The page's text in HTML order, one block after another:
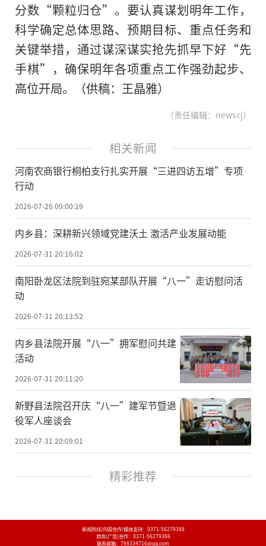
分数“颗粒归仓”。要认真谋划明年工作，
科学确定总体思路、预期目标、重点任务和
关键举措，通过谋深谋实抢先抓早下好“先
手棋”，确保明年各项重点工作强劲起步、
高位开局。（供稿：王晶雅）
（责任编辑：newscj）
相关新闻
河南农商银行桐柏支行扎实开展“三进四访五增”专项
行动
2026-07-26 09:00:19
内乡县：深耕新兴领域党建沃土 激活产业发展动能
2026-07-31 20:16:02
南阳卧龙区法院到驻宛某部队开展“八一”走访慰问活
动
2026-07-31 20:13:52
内乡县法院开展“八一”拥军慰问共建
活动
2026-07-31 20:11:20
新野县法院召开庆“八一”建军节暨退
役军人座谈会
2026-07-31 20:09:01
精彩推荐
新闻热线/内容合作/媒体支持： 0371-56279388
商务(广告)合作： 0371-56279366
联系邮箱：798334716@qq.com